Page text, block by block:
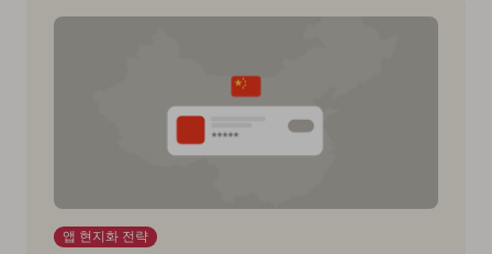
앱 현지화 전략